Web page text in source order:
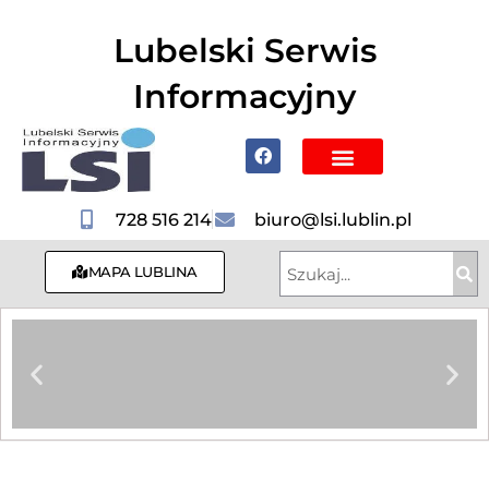
Lubelski Serwis
Informacyjny
728 516 214 biuro@lsi.lublin.pl
MAPA LUBLINA